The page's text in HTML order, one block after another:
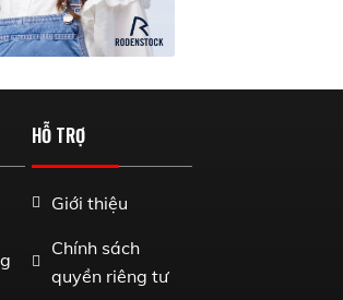
HỖ TRỢ
Giới thiệu
Chính sách
quyền riêng tư